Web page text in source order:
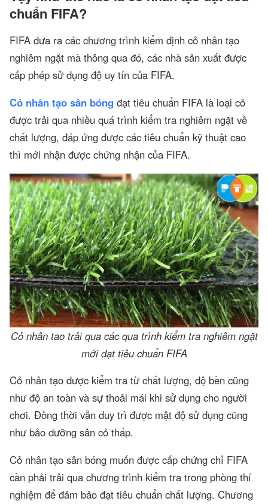
chuẩn FIFA?
FIFA đưa ra các chương trình kiểm định cỏ nhân tạo
nghiêm ngặt mà thông qua đó, các nhà sản xuất được
cấp phép sử dụng độ uy tín của FIFA.
Cỏ nhân tạo sân bóng đạt tiêu chuẩn FIFA là loại cỏ
được trải qua nhiều quá trình kiểm tra nghiêm ngặt về
chất lượng, đáp ứng được các tiêu chuẩn kỹ thuật cao
thì mới nhận được chứng nhận của FIFA.
Cỏ nhân tao trải qua các qua trình kiểm tra nghiêm ngặt
mới đạt tiêu chuẩn FIFA
Cỏ nhân tạo được kiểm tra từ chất lượng, độ bền cũng
như độ an toàn và sự thoải mái khi sử dụng cho người
chơi. Đồng thời vẫn duy trì được mật độ sử dụng cũng
như bảo dưỡng sân cỏ thấp.
Cỏ nhân tạo sân bóng muốn được cấp chứng chỉ FIFA
cần phải trải qua chương trình kiểm tra trong phòng thí
nghiệm để đảm bảo đạt tiêu chuẩn chất lượng. Chương